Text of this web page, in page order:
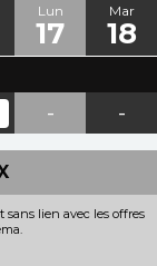
Lun
17
Mar
18
- -
lien avec les offres